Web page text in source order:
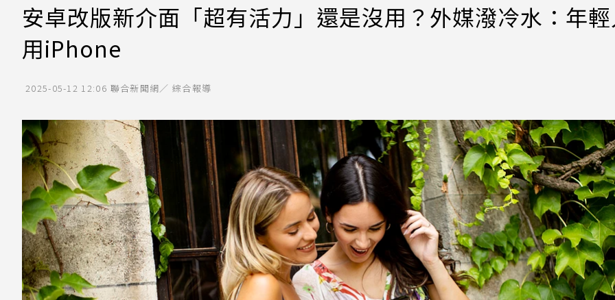
安卓改版新介面「超有活力」還是沒用？外媒潑冷水：年
用iPhone
2025-05-12 12:06 聯合新聞網／ 綜合報導